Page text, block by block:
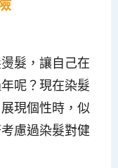
髮，讓自己在
呢？現在染髮
現個性時，似
慮過染髮對健